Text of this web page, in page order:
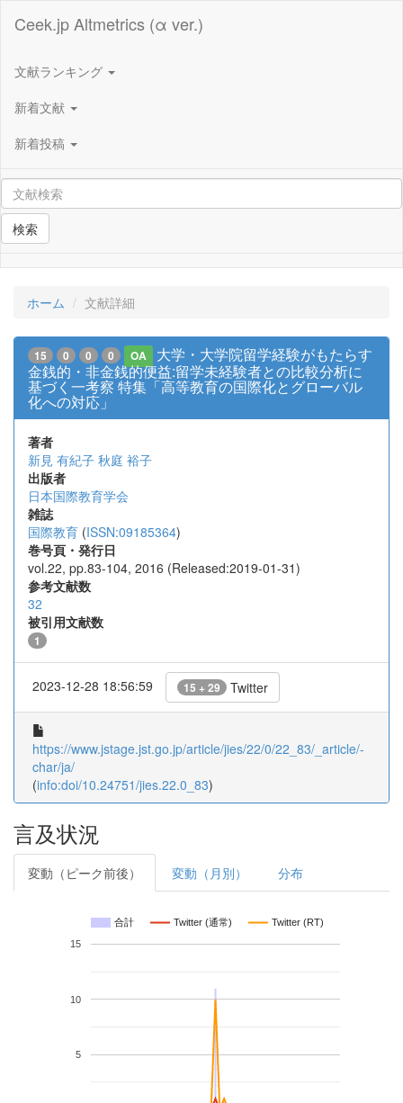
Ceek.jp Altmetrics (α ver.)
文献ランキング
新着文献
新着投稿
検索
ホーム 文献詳細
15 0 0 0 OA
大学・大学院留学経験がもたらす
金銭的・非金銭的便益:留学未経験者との比較分析に
基づく一考察 特集「高等教育の国際化とグローバル
化への対応」
著者
新見 有紀子 秋庭 裕子
出版者
日本国際教育学会
雑誌
国際教育 (ISSN:09185364)
巻号頁・発行日
vol.22, pp.83-104, 2016 (Released:2019-01-31)
参考文献数
32
被引用文献数
1
2023-12-28 18:56:59 15 + 29 Twitter
https://www.jstage.jst.go.jp/article/jies/22/0/22_83/_article/-
char/ja/
(info:doi/10.24751/jies.22.0_83)
言及状況
変動（ピーク前後） 変動（月別） 分布
合計 Twitter (通常) Twitter (RT)
5
10
15